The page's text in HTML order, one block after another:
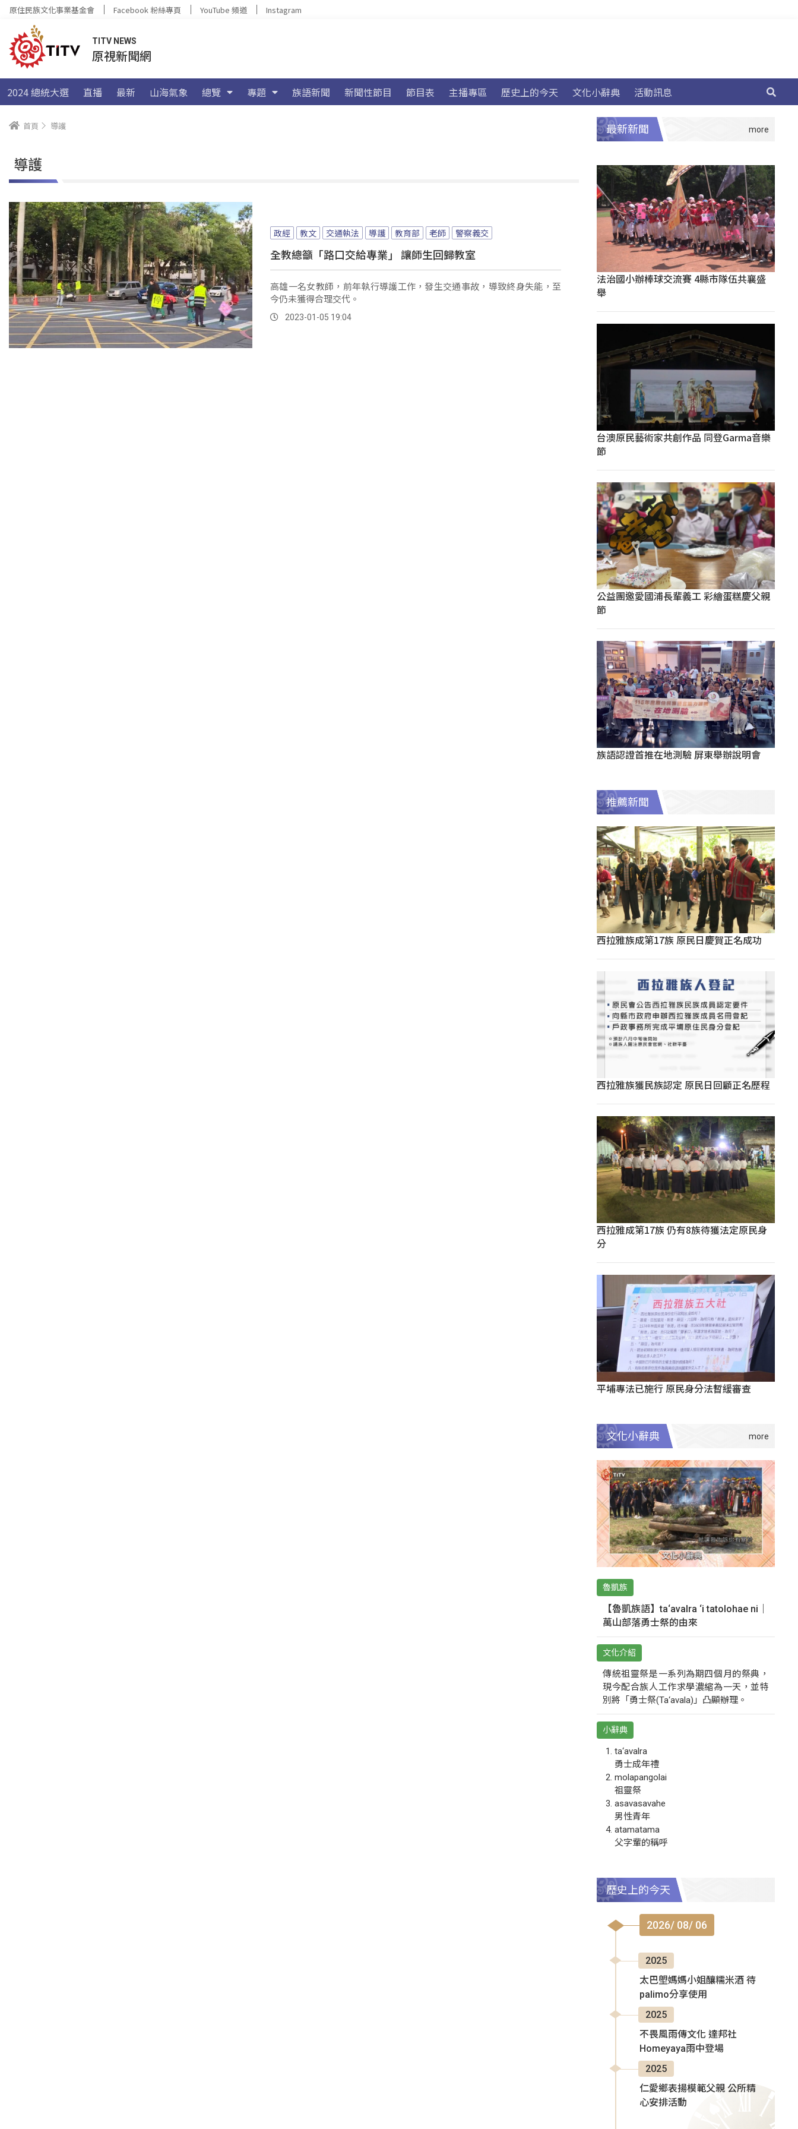
原住民族文化事業基金會 Facebook 粉絲專頁 YouTube 頻道 Instagram
TITV NEWS
原視新聞網
2024 總統大選 直播 最新 山海氣象 總覽 專題 族語新聞 新聞性節目 節目表 主播專區 歷史上的今天 文化小辭典 活動訊息
首頁 導護
導護
政經 教文 交通執法 導護 教育部 老師 警察義交
全教總籲「路口交給專業」 讓師生回歸教室
高雄一名女教師，前年執行導護工作，發生交通事故，導致終身失能，至
今仍未獲得合理交代。
2023-01-05 19:04
最新新聞
法治國小辦棒球交流賽 4縣市隊伍共襄盛
舉
台澳原民藝術家共創作品 同登Garma音樂
節
公益團邀愛國浦長輩義工 彩繪蛋糕慶父親
節
族語認證首推在地測驗 屏東舉辦說明會
推薦新聞
西拉雅族成第17族 原民日慶賀正名成功
西拉雅族獲民族認定 原民日回顧正名歷程
西拉雅成第17族 仍有8族待獲法定原民身
分
平埔專法已施行 原民身分法暫緩審查
文化小辭典
魯凱族
【魯凱族語】ta‘avalra ‘i tatolohae ni｜
萬山部落勇士祭的由來
文化介紹
傳統祖靈祭是一系列為期四個月的祭典，
現今配合族人工作求學濃縮為一天，並特
別將「勇士祭(Ta‘avala)」凸顯辦理。
小辭典
ta‘avalra
勇士成年禮
molapangolai
祖靈祭
asavasavahe
男性青年
atamatama
父字輩的稱呼
歷史上的今天
2026/ 08/ 06
2025
太巴塱媽媽小姐釀糯米酒 待
palimo分享使用
2025
不畏風雨傳文化 達邦社
Homeyaya雨中登場
2025
仁愛鄉表揚模範父親 公所精
心安排活動